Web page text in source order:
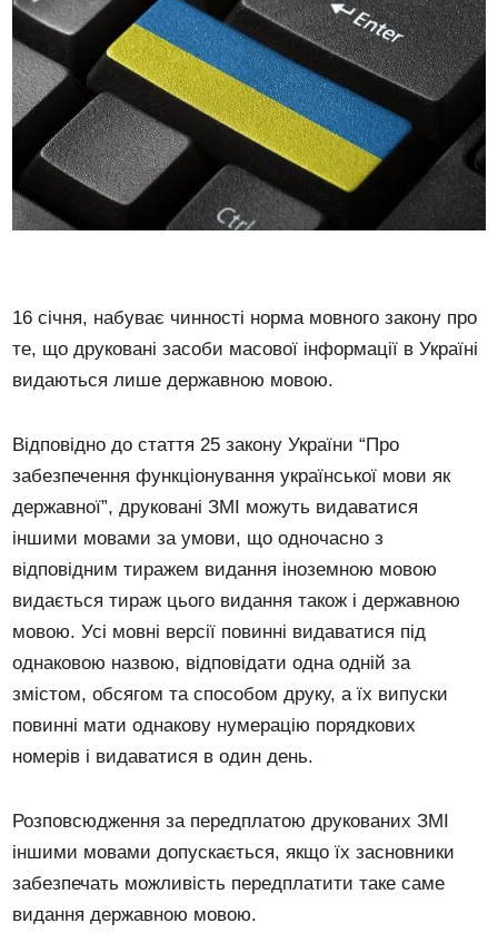
16 січня, набуває чинності норма мовного закону про
те, що друковані засоби масової інформації в Україні
видаються лише державною мовою.
Відповідно до стаття 25 закону України “Про
забезпечення функціонування української мови як
державної”, друковані ЗМІ можуть видаватися
іншими мовами за умови, що одночасно з
відповідним тиражем видання іноземною мовою
видається тираж цього видання також і державною
мовою. Усі мовні версії повинні видаватися під
однаковою назвою, відповідати одна одній за
змістом, обсягом та способом друку, а їх випуски
повинні мати однакову нумерацію порядкових
номерів і видаватися в один день.
Розповсюдження за передплатою друкованих ЗМІ
іншими мовами допускається, якщо їх засновники
забезпечать можливість передплатити таке саме
видання державною мовою.